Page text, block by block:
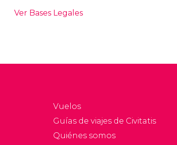
Vuelos
Guías de viajes de Civitatis
Quiénes somos